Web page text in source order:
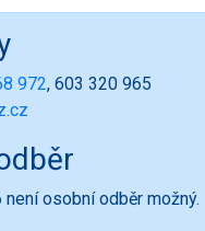
972, 603 320 965
není osobní odběr možný.